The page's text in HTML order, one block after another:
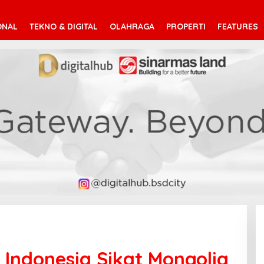
TEKNO & DIGITAL OLAHRAGA PROPERTI FEATURES
Sikat Mongolia